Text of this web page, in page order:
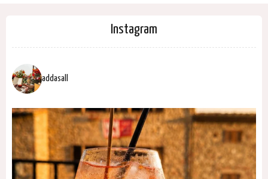
Instagram
addasall